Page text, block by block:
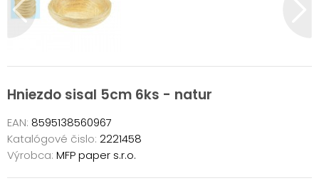
Hniezdo sisal 5cm 6ks - natur
EAN: 8595138560967
Katalógové čislo: 2221458
Výrobca: MFP paper s.r.o.